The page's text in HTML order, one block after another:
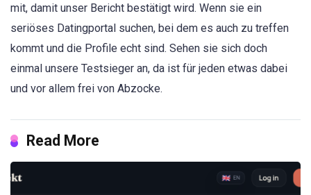
mit, damit unser Bericht bestätigt wird. Wenn sie ein
seriöses Datingportal suchen, bei dem es auch zu treffen
kommt und die Profile echt sind. Sehen sie sich doch
einmal unsere Testsieger an, da ist für jeden etwas dabei
und vor allem frei von Abzocke.
Read More